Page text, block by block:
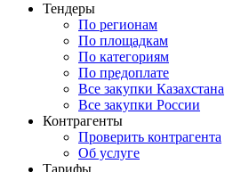
Тендеры
По регионам
По площадкам
По категориям
По предоплате
Все закупки Казахстана
Все закупки России
Контрагенты
Проверить контрагента
Об услуге